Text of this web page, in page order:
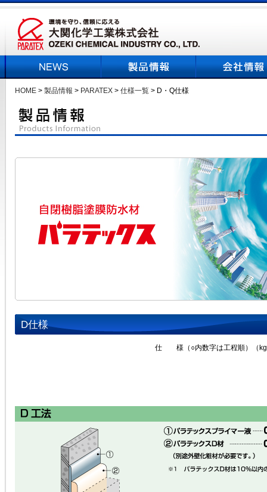
HOME > 製品情報 > PARATEX > 仕様一覧 > D・Q仕様
D仕様
仕 様（○内数字は工程順）（